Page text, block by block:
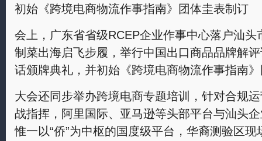
初始《跨境电商物流作事指南》团体圭表制订
会上，广东省省级RCEP企业作事中心落户汕
制菜出海启飞步履，举行中国出口商品品牌解
话颁牌典礼，并初始《跨境电商物流作事指南
大会还同步举办跨境电商专题培训，针对合规
战指挥，阿里国际、亚马逊等头部平台与汕头
惟一以“侨”为中枢的国度级平台，华裔测验区现